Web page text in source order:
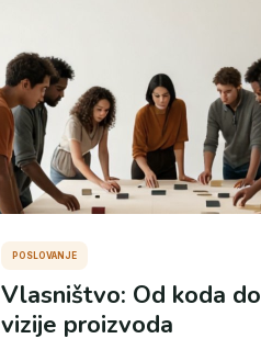
POSLOVANJE
Vlasništvo: Od koda do
vizije proizvoda